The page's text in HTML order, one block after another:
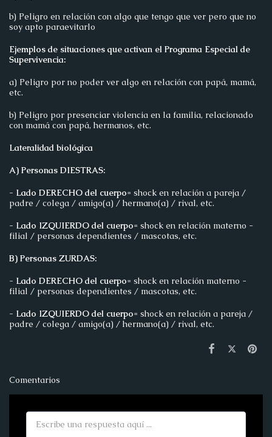
b) Peligro en relación con algo que tengo que ver pero que no
soy apto paraevitarlo
Ejemplos de situaciones que activan el Programa Especial de
Supervivencia:
a) Peligro por no poder ver algo en relación con papá, mamá,
etc.
b) Peligro por presenciar violencia en la familia, relacionado
con mamá con papá, hermanos, etc.
Lateralidad biológica
A) Personas DIESTRAS:
- Lado DERECHO del cuerpo= shock en relación a pareja /
padre / colega / amigo(a) / hermano(a) / rival, etc.
- Lado IZQUIERDO del cuerpo= shock en relación materno -
filial / personas dependientes / mascotas, etc.
B) Personas ZURDAS:
- Lado DERECHO del cuerpo= shock en relación materno -
filial / personas dependientes / mascotas, etc.
- Lado IZQUIERDO del cuerpo= shock en relación a pareja /
padre / colega / amigo(a) / hermano(a) / rival, etc.
Comentarios